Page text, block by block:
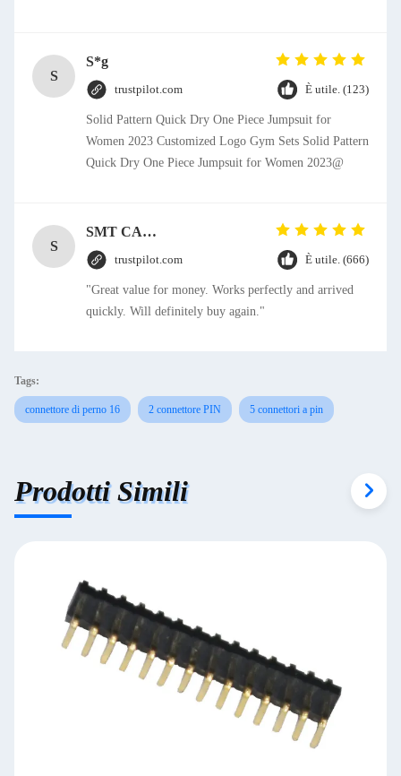
S
S*g
trustpilot.com È utile. (123)
Solid Pattern Quick Dry One Piece Jumpsuit for
Women 2023 Customized Logo Gym Sets Solid Pattern
Quick Dry One Piece Jumpsuit for Women 2023@
S
SMT CAP Type Box Header Connector 1.27mm Pitch Gold Flash Contact Plating
trustpilot.com È utile. (666)
"Great value for money. Works perfectly and arrived
quickly. Will definitely buy again."
Tags:
connettore di perno 16 2 connettore PIN 5 connettori a pin
Prodotti Simili